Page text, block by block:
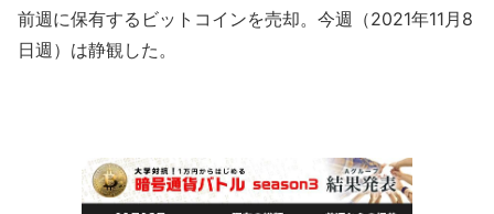
前週に保有するビットコインを売却。今週（2021年11月8
日週）は静観した。